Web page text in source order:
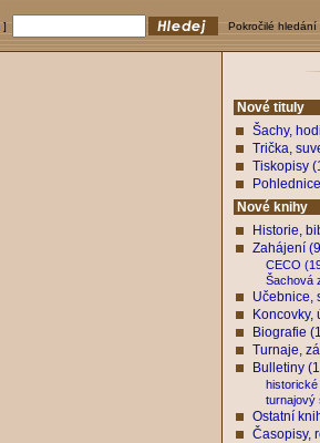
] Pokročilé hledání
Nové tituly
Šachy,
Trička,
Tiskopisy
Pohlednice
Nové knihy
Historie,
Zahájení
CECO
Šachová
Učebnice,
Koncovky,
Biografie
Turnaje,
Bulletiny
historické
turnajový
Ostatní
Časopisy,